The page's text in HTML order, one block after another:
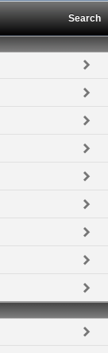
Search